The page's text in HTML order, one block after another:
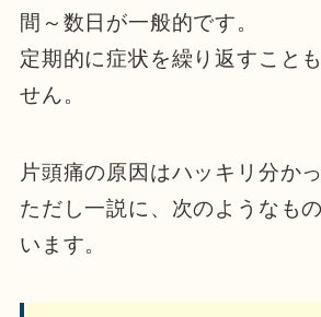
間～数日が一般的です。
定期的に症状を繰り返すこと
せん。
片頭痛の原因はハッキリ分か
ただし一説に、次のようなも
います。